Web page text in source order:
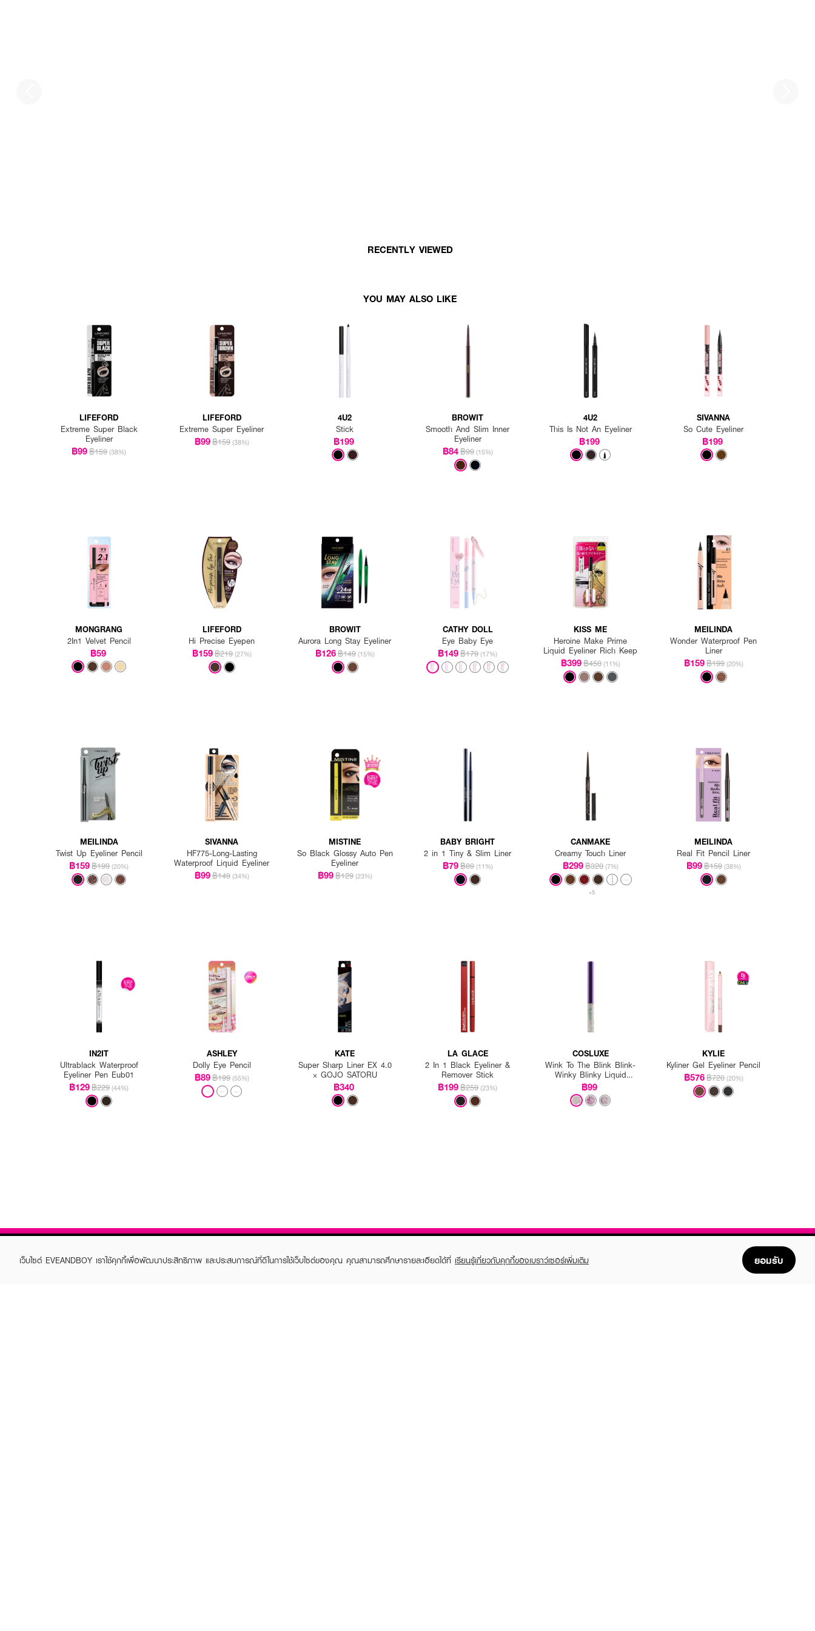
RECENTLY VIEWED
YOU MAY ALSO LIKE
LIFEFORD
Extreme Super Black
Eyeliner
฿99฿159 (38%)
LIFEFORD
Extreme Super Eyeliner
฿99฿159 (38%)
4U2
Stick
฿199
BROWIT
Smooth And Slim Inner
Eyeliner
฿84฿99 (15%)
4U2
This Is Not An Eyeliner
฿199
SIVANNA
So Cute Eyeliner
฿199
MONGRANG
2In1 Velvet Pencil
฿59
LIFEFORD
Hi Precise Eyepen
฿159฿219 (27%)
BROWIT
Aurora Long Stay Eyeliner
฿126฿149 (15%)
CATHY DOLL
Eye Baby Eye
฿149฿179 (17%)
KISS ME
Heroine Make Prime
Liquid Eyeliner Rich Keep
฿399฿450 (11%)
MEILINDA
Wonder Waterproof Pen
Liner
฿159฿199 (20%)
MEILINDA
Twist Up Eyeliner Pencil
฿159฿199 (20%)
SIVANNA
HF775-Long-Lasting
Waterproof Liquid Eyeliner
฿99฿149 (34%)
MISTINE
So Black Glossy Auto Pen
Eyeliner
฿99฿129 (23%)
BABY BRIGHT
2 in 1 Tiny & Slim Liner
฿79฿89 (11%)
CANMAKE
Creamy Touch Liner
฿299฿320 (7%)
+5
MEILINDA
Real Fit Pencil Liner
฿99฿159 (38%)
IN2IT
Ultrablack Waterproof
Eyeliner Pen Eub01
฿129฿229 (44%)
ASHLEY
Dolly Eye Pencil
฿89฿199 (55%)
KATE
Super Sharp Liner EX 4.0
× GOJO SATORU
฿340
LA GLACE
2 In 1 Black Eyeliner &
Remover Stick
฿199฿259 (23%)
COSLUXE
Wink To The Blink Blink-
Winky Blinky Liquid
Sparkling Eyeliner
฿99
KYLIE
Kyliner Gel Eyeliner Pencil
฿576฿720 (20%)
เว็บไซต์ EVEANDBOY เราใช้คุกกี้เพื่อพัฒนาประสิทธิภาพ และประสบการณ์ที่ดีในการใช้เว็บไซต์ของคุณ คุณสามารถศึกษารายละเอียดได้ที่ เรียนรู้เกี่ยวกับคุกกี้ของเบราว์เซอร์เพิ่มเติม ยอมรับ